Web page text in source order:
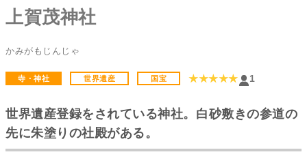
上賀茂神社
かみがもじんじゃ
寺・神社 世界遺産 国宝 ★★★★★ 1
世界遺産登録をされている神社。白砂敷きの参道の
先に朱塗りの社殿がある。